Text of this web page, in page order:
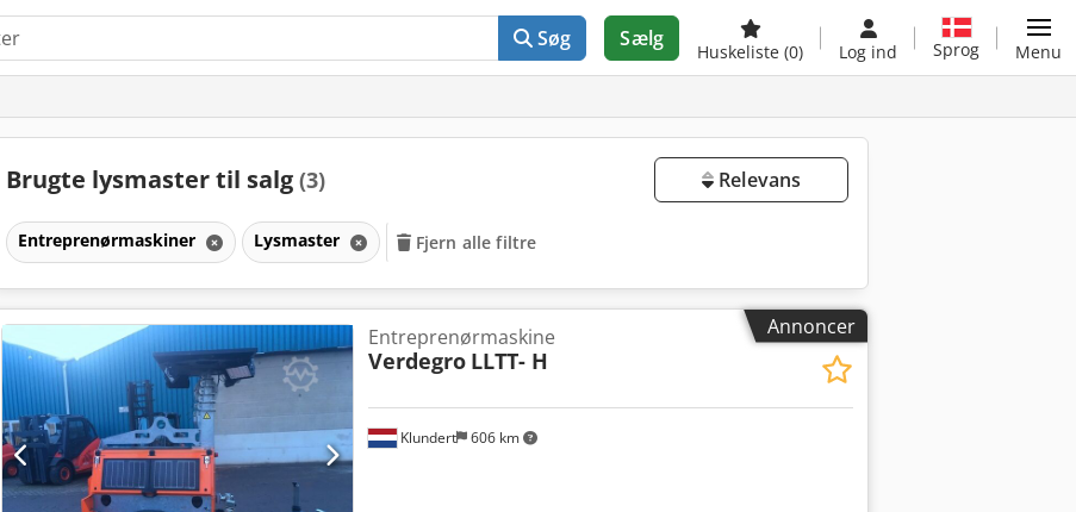
Søg Sælg
Huskeliste (0) Log ind Sprog Menu
Brugte lysmaster til salg (3) Relevans
Entreprenørmaskiner Lysmaster Fjern alle filtre
Annoncer
Klundert 606 km
Entreprenørmaskine
Verdegro LLTT- H